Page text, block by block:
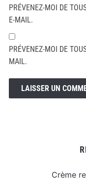
PRÉVENEZ-MOI DE
E-MAIL.
PRÉVENEZ-MOI DE
MAIL.
Crème